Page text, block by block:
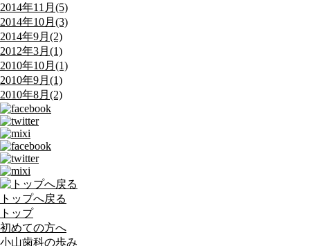
2014年11月(5)
2014年10月(3)
2014年9月(2)
2012年3月(1)
2010年10月(1)
2010年9月(1)
2010年8月(2)
トップへ戻る
トップ
初めての方へ
小山歯科の歩み